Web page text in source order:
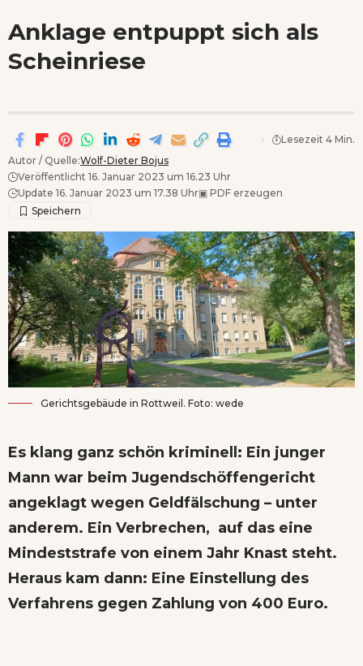
Anklage entpuppt sich als
Scheinriese
Autor / Quelle:Wolf-Dieter Bojus
Veröffentlicht 16. Januar 2023 um 16.23 Uhr
Update 16. Januar 2023 um 17.38 Uhr▣ PDF erzeugen
Lesezeit 4 Min.
Gerichtsgebäude in Rottweil. Foto: wede
Es klang ganz schön kriminell: Ein junger
Mann war beim Jugendschöffengericht
angeklagt wegen Geldfälschung – unter
anderem. Ein Verbrechen, auf das eine
Mindeststrafe von einem Jahr Knast steht.
Heraus kam dann: Eine Einstellung des
Verfahrens gegen Zahlung von 400 Euro.